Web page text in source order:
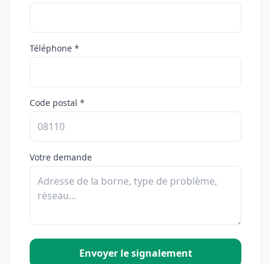
Téléphone *
Code postal *
Votre demande
Envoyer le signalement